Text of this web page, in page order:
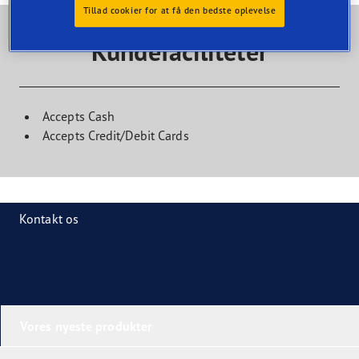
Kundefaciliteter
Accepts Cash
Accepts Credit/Debit Cards
Kontakt os
Tillad cookier for at få den bedste oplevelse